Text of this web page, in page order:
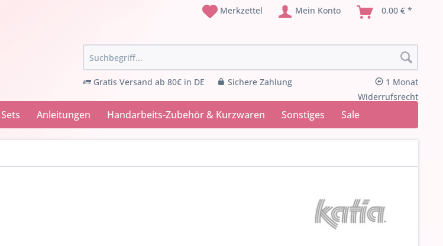
Merkzettel Mein Konto 0,00 € *
Gratis Versand ab 80€ in DE Sichere Zahlung
1 Monat
Widerrufsrecht
Sets Anleitungen Handarbeits-Zubehör & Kurzwaren Sonstiges Sale